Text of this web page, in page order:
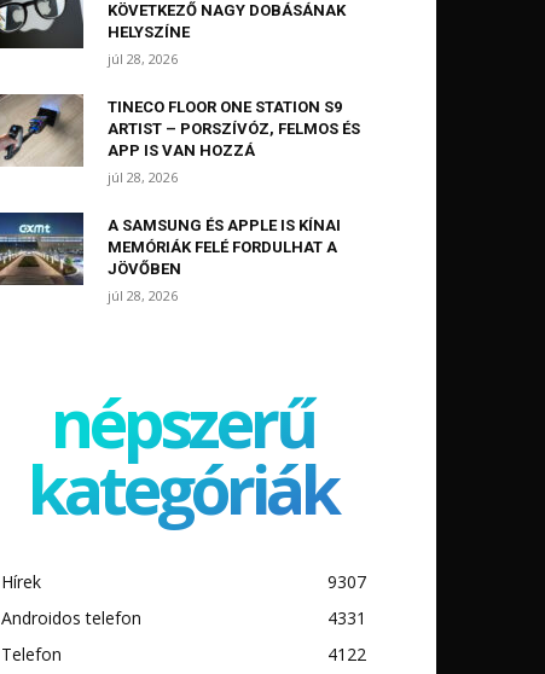
KÖVETKEZŐ NAGY DOBÁSÁNAK
HELYSZÍNE
júl 28, 2026
TINECO FLOOR ONE STATION S9
ARTIST – PORSZÍVÓZ, FELMOS ÉS
APP IS VAN HOZZÁ
júl 28, 2026
A SAMSUNG ÉS APPLE IS KÍNAI
MEMÓRIÁK FELÉ FORDULHAT A
JÖVŐBEN
júl 28, 2026
népszerű
kategóriák
Hírek
9307
Androidos telefon
4331
Telefon
4122